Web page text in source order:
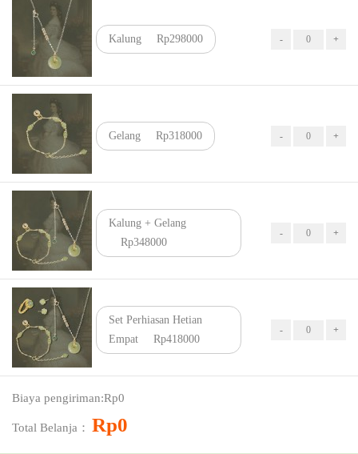
Kalung Rp298000
Gelang Rp318000
Kalung + Gelang
Rp348000
Set Perhiasan Hetian
Empat
Rp418000
Harga：Rp0
Biaya pengiriman:Rp0
Total Belanja： Rp0